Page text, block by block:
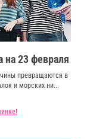
на 23 февраля
превращаются в
и морских ни...